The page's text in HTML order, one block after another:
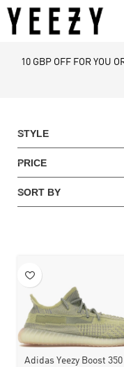
10 GBP OFF FOR YOU
STYLE
PRICE
SORT BY
Adidas Yeezy Boost 350